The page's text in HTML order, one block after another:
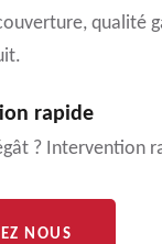
qualité
rapide
? Intervention
NOUS